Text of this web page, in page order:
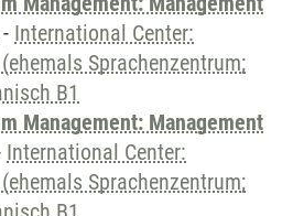
- International Center:
Sprachenzentrum;
B1
Management: Management
International Center:
Sprachenzentrum;